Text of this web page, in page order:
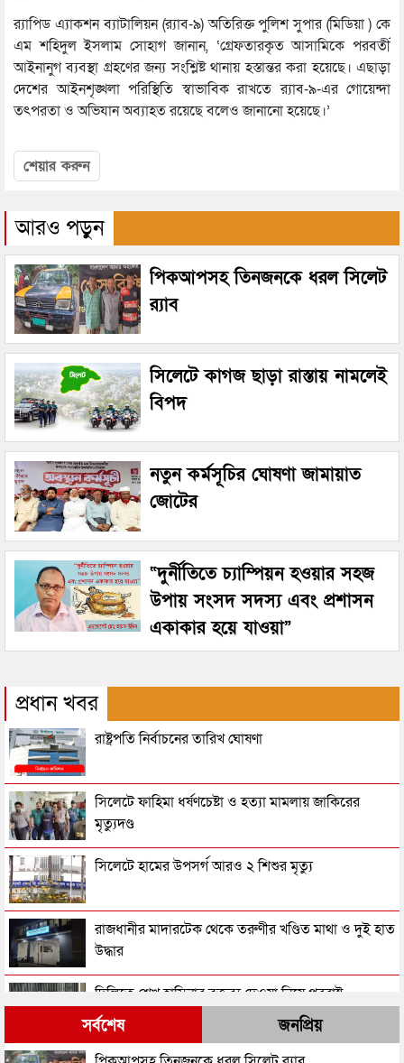
র‌্যাপিড এ্যাকশন ব্যাটালিয়ন (র‌্যাব-৯) অতিরিক্ত পুলিশ সুপার (মিডিয়া ) কে
এম শহিদুল ইসলাম সোহাগ জানান, ‘গ্রেফতারকৃত আসামিকে পরবর্তী
আইনানুগ ব্যবস্থা গ্রহণের জন্য সংশ্লিষ্ট থানায় হস্তান্তর করা হয়েছে। এছাড়া
দেশের আইনশৃঙ্খলা পরিস্থিতি স্বাভাবিক রাখতে র‌্যাব-৯-এর গোয়েন্দা
তৎপরতা ও অভিযান অব্যাহত রয়েছে বলেও জানানো হয়েছে।’
শেয়ার করুন
আরও পড়ুন
পিকআপসহ তিনজনকে ধরল সিলেট
র‌্যাব
সিলেটে কাগজ ছাড়া রাস্তায় নামলেই
বিপদ
নতুন কর্মসূচির ঘোষণা জামায়াত
জোটের
“দুর্নীতিতে চ্যাম্পিয়ন হওয়ার সহজ
উপায় সংসদ সদস্য এবং প্রশাসন
একাকার হয়ে যাওয়া”
প্রধান খবর
রাষ্ট্রপতি নির্বাচনের তারিখ ঘোষণা
সিলেটে ফাহিমা ধর্ষণচেষ্টা ও হত্যা মামলায় জাকিরের
মৃত্যুদণ্ড
সিলেটে হামের উপসর্গ আরও ২ শিশুর মৃত্যু
রাজধানীর মাদারটেক থেকে তরুণীর খণ্ডিত মাথা ও দুই হাত
উদ্ধার
দিল্লিতে শেখ হাসিনার বক্তব্য দেওয়া নিয়ে পররাষ্ট্র
মন্ত্রণালয়ের ক্ষোভ
সিলেটের সাবেক মন্ত্রী-এমপিরা কে কোথায়?
সর্বশেষ জনপ্রিয়